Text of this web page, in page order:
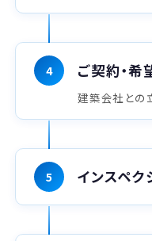
4 ご契約・
建築会社との
5 インスペ